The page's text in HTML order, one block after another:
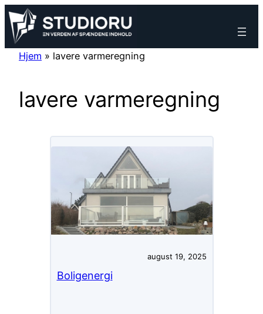
Spring
til
indhold
Hjem » lavere varmeregning
lavere varmeregning
august 19, 2025
Boligenergi